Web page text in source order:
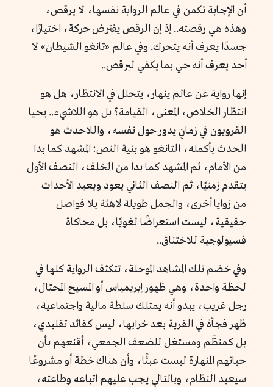
أن الإجابة تكمن في عالم الرواية نفسها، لا يرقص،
وهذه هي رقصته.. إذ إن الرقص يفترض حركة، اختيارًا،
جسدًا يعرف أنه يتحرك. وفي عالم «تانغو الشيطان» لا
أحد يعرف أنه حي بما يكفي ليرقص..
إنها رواية عن عالم ينهار، يتحلل في الانتظار، هل هو
انتظار الخلاص، المعنى، القيامة؟ بل هو اللاشيء.. يحيا
القرويون في زمانٍ يدور حول نفسه، واللاحدث هو
الحدث بأكمله، التانغو هو بنية النص: المشهد كما بدا
من الأمام، ثم المشهد كما بدا من الخلف، النصف الأول
يتقدم زمنيًا، ثم النصف الثاني يعود ويعيد الأحداث
من زوايا أخرى، والجمل طويلة لاهثة بلا فواصل
حقيقية، ليست استعراضًا لغويًا، بل محاكاة
فسيولوجية للاختناق..
وفي خضم تلك المشاهد الموحلة، تتكثف الرواية كلها في
لحظة واحدة، وهي ظهور إيريمياس أو المسيح المحتال،
رجل غريب، يبدو أنه يمتلك سلطة مالية واجتماعية،
ظهر فجأة في القرية بعد خرابها، ليس كقائد تقليدي،
بل كمنظّم ومستغل للضعف الجمعي، أقنعهم بأن
حياتهم المنهارة ليست عبثًا، وأن هناك خطة أو مشروعًا
سيعيد النظام، وبالتالي يجب عليهم اتباعه وطاعته،